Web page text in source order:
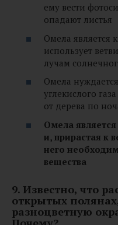
ему вести
опадают листья
Омела является
использует
лучам
Омела
углекислого
от дерева по
Омела
и, прирастая к
него
вещества
9. Известно, что
открытых
разноцветную